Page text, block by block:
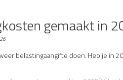
gemaakt in
belastingaangifte doen. Heb je in